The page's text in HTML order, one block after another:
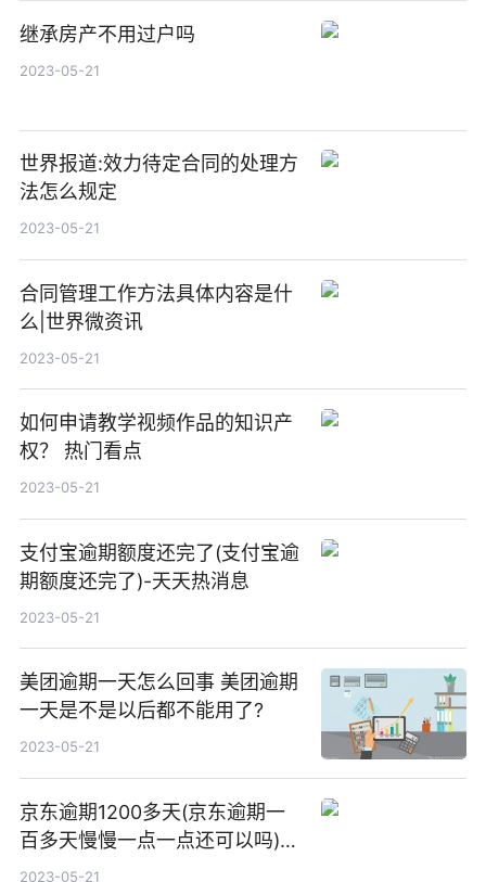
继承房产不用过户吗
2023-05-21
世界报道:效力待定合同的处理方
法怎么规定
2023-05-21
合同管理工作方法具体内容是什
么|世界微资讯
2023-05-21
如何申请教学视频作品的知识产
权？ 热门看点
2023-05-21
支付宝逾期额度还完了(支付宝逾
期额度还完了)-天天热消息
2023-05-21
美团逾期一天怎么回事 美团逾期
一天是不是以后都不能用了?
2023-05-21
京东逾期1200多天(京东逾期一
百多天慢慢一点一点还可以吗)_
天天时讯
2023-05-21